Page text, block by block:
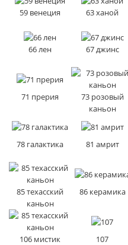
59 венеция 63 ханой
66 лен 67 джинс
71 прерия
73 розовый
каньон
78 галактика 81 амрит
85 техасский
каньон
86 керамика
106 мистик
107